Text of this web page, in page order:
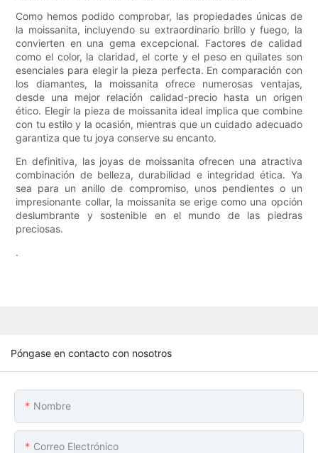
Como hemos podido comprobar, las propiedades únicas de
la moissanita, incluyendo su extraordinario brillo y fuego, la
convierten en una gema excepcional. Factores de calidad
como el color, la claridad, el corte y el peso en quilates son
esenciales para elegir la pieza perfecta. En comparación con
los diamantes, la moissanita ofrece numerosas ventajas,
desde una mejor relación calidad-precio hasta un origen
ético. Elegir la pieza de moissanita ideal implica que combine
con tu estilo y la ocasión, mientras que un cuidado adecuado
garantiza que tu joya conserve su encanto.
En definitiva, las joyas de moissanita ofrecen una atractiva
combinación de belleza, durabilidad e integridad ética. Ya
sea para un anillo de compromiso, unos pendientes o un
impresionante collar, la moissanita se erige como una opción
deslumbrante y sostenible en el mundo de las piedras
preciosas.
.
Póngase en contacto con nosotros
Nombre
Correo Electrónico